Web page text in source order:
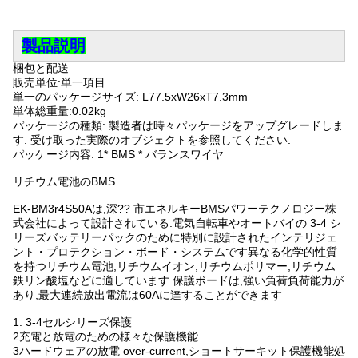
製品説明
梱包と配送
販売単位:単一項目
単一のパッケージサイズ: L77.5xW26xT7.3mm
単体総重量:0.02kg
パッケージの種類: 製造者は時々パッケージをアップグレードしま
す. 受け取った実際のオブジェクトを参照してください.
パッケージ内容: 1* BMS * バランスワイヤ
リチウム電池のBMS
EK-BM3r4S50Aは,深?? 市エネルキーBMSパワーテクノロジー株
式会社によって設計されている.電気自転車やオートバイの 3-4 シ
リーズバッテリーパックのために特別に設計されたインテリジェ
ント・プロテクション・ボード・システムです異なる化学的性質
を持つリチウム電池,リチウムイオン,リチウムポリマー,リチウム
鉄リン酸塩などに適しています.保護ボードは,強い負荷負荷能力が
あり,最大連続放出電流は60Aに達することができます
1. 3-4セルシリーズ保護
2充電と放電のための様々な保護機能
3ハードウェアの放電 over-current,ショートサーキット保護機能処